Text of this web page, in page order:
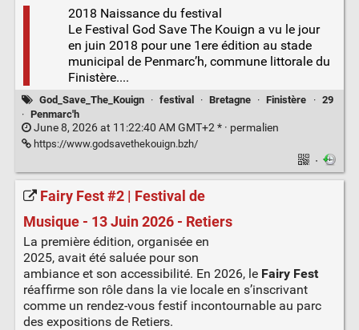
2018 Naissance du festival
Le Festival God Save The Kouign a vu le jour
en juin 2018 pour une 1ere édition au stade
municipal de Penmarc’h, commune littorale du
Finistère....
God_Save_The_Kouign · festival · Bretagne · Finistère · 29
· Penmarc'h
June 8, 2026 at 11:22:40 AM GMT+2 * · permalien
https://www.godsavethekouign.bzh/
·
Fairy Fest #2 | Festival de
Musique - 13 Juin 2026 - Retiers
La première édition, organisée en
2025, avait été saluée pour son
ambiance et son accessibilité. En 2026, le Fairy Fest
réaffirme son rôle dans la vie locale en s’inscrivant
comme un rendez-vous festif incontournable au parc
des expositions de Retiers.